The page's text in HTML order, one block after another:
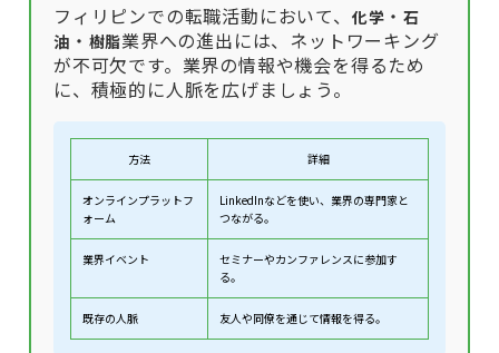
フィリピンでの転職活動において、 化学 ・石
油 ・ 樹脂業界への進出には、ネットワーキング
が不可欠です。業界の情報や機会を得るため
に、積極的に人脈を広げましょう。
方法 詳細
オンラインプラットフ
ォーム
LinkedInなどを使い、業界の専門家と
つながる。
業界イベント
セミナーやカンファレンスに参加す
る。
既存の人脈 友人や同僚を通じて情報を得る。